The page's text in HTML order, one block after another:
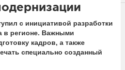
с инициативой разработки
в регионе. Важными
кадров, а также
специально созданный